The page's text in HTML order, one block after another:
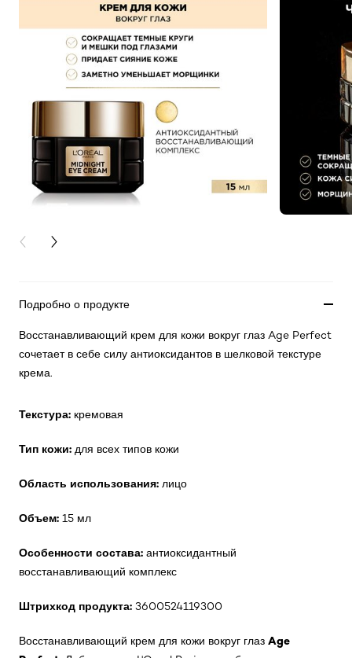
PREVIOUS CARD
NEXT CARD
Подробно о продукте
Восстанавливающий крем для кожи вокруг глаз Age Perfect
сочетает в себе силу антиоксидантов в шелковой текстуре
крема.
Текстура: кремовая
Тип кожи: для всех типов кожи
Область использования: лицо
Объем: 15 мл
Особенности состава: антиоксидантный
восстанавливающий комплекс
Штрихкод продукта: 3600524119300
Восстанавливающий крем для кожи вокруг глаз Age